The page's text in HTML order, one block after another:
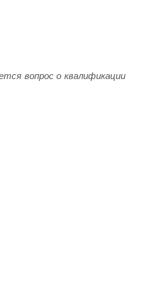
вопрос о квалификации